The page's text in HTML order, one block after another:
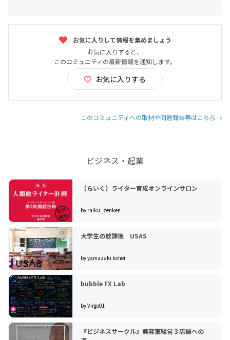
お気に入りして情報を集めましょう
お気に入りすると、
このコミュニティの最新情報を通知します。
お気に入りする
このコミュニティへの取材や問題報告等はこちら
ビジネス・起業
【らいく】ライター育成オンラインサロン
by raiku_zenken
大学生の放課後 USAS
by yamazaki kohei
bubble FX Lab
by Virgo01
『ビジネスサークル』美容室経営３店舗への